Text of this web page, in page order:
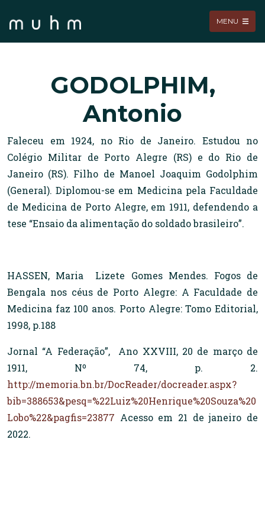
MENU
GODOLPHIM,
Antonio
Faleceu em 1924, no Rio de Janeiro. Estudou no
Colégio Militar de Porto Alegre (RS) e do Rio de
Janeiro (RS). Filho de Manoel Joaquim Godolphim
(General). Diplomou-se em Medicina pela Faculdade
de Medicina de Porto Alegre, em 1911, defendendo a
tese “Ensaio da alimentação do soldado brasileiro”.
HASSEN, Maria Lizete Gomes Mendes. Fogos de
Bengala nos céus de Porto Alegre: A Faculdade de
Medicina faz 100 anos. Porto Alegre: Tomo Editorial,
1998, p.188
Jornal “A Federação”, Ano XXVIII, 20 de março de
1911, Nº 74, p. 2.
http://memoria.bn.br/DocReader/docreader.aspx?
bib=388653&pesq=%22Luiz%20Henrique%20Souza%20
Lobo%22&pagfis=23877 Acesso em 21 de janeiro de
2022.